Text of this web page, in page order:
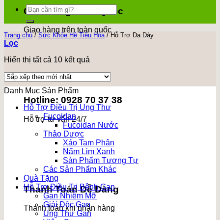
Giao Hàng Toàn Quốc
Giao hàng trên toàn quốc
Hotline: 0928 70 37 38
Hỗ trợ tư vấn 24/7
Thanh Toán Dễ Dàng
Thanh toán khi nhận hàng
Tìm
kiếm:
Trang chủ / Sức Khỏe Hệ Tiêu Hóa / Hỗ Trợ Dạ Dày
Lọc
Hiển thị tất cả 10 kết quả
theo
nhất
Danh Mục Sản Phẩm
Hỗ Trợ Điều Trị Ung Thư
Fucoidan
Fucoidan Nước
Thảo Dược
Xáo Tam Phân
Nấm Lim Xanh
Sản Phẩm Tương Tự
Các Sản Phẩm Khác
Quà Tặng
Hỗ Trợ Điều Trị Bệnh Gan
Gan Nhiễm Mỡ
Giải Độc Gan
Ung Thư Gan